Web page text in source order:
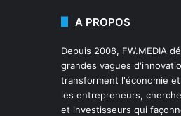
A PROPOS
Depuis 2008, FW.MEDIA
grandes vagues
transforment l'économie
les entrepreneurs,
et investisseurs qui